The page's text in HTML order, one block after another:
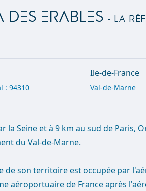
DES ERABLES - La
: 94310
Ile-de-France
Val-de-Marne
la Seine et à 9 km au sud de Paris,
du Val-de-Marne.
de son territoire est occupée par
aéroportuaire de France après